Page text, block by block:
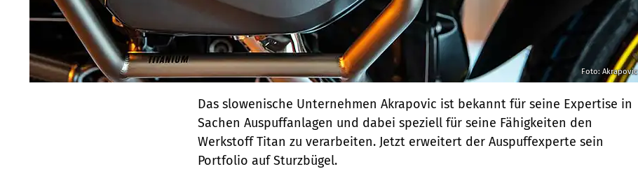
Foto: Akrapovic
Das slowenische Unternehmen Akrapovic ist bekannt für seine Expertise in
Sachen Auspuffanlagen und dabei speziell für seine Fähigkeiten den
Werkstoff Titan zu verarbeiten. Jetzt erweitert der Auspuffexperte sein
Portfolio auf Sturzbügel.